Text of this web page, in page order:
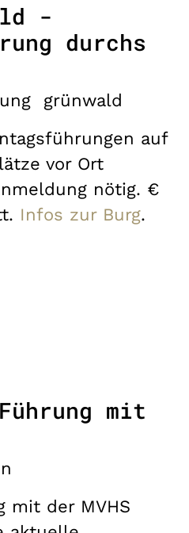
-
durchs
grünwald
auf
vor Ort
nötig. €
Infos zur Burg.
mit
mit der MVHS